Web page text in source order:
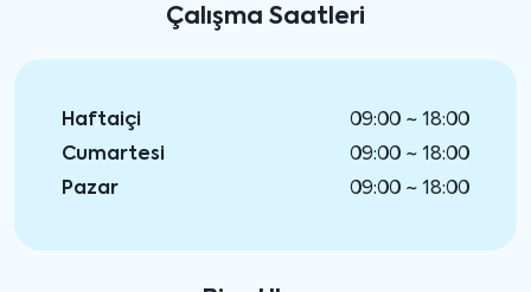
Çalışma Saatleri
Haftaiçi
09:00 ~ 18:00
Cumartesi
09:00 ~ 18:00
Pazar
09:00 ~ 18:00